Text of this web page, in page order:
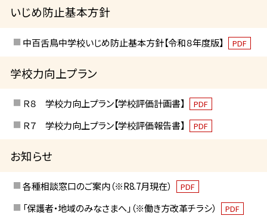
いじめ防止基本方針
中百舌鳥中学校いじめ防止基本方針【令和８年度版】 PDF
学校力向上プラン
Ｒ８ 学校力向上プラン【学校評価計画書】 PDF
Ｒ７ 学校力向上プラン【学校評価報告書】 PDF
お知らせ
各種相談窓口のご案内（※R8.7月現在） PDF
「保護者・地域のみなさまへ」（※働き方改革チラシ） PDF